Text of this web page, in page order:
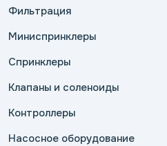
Фильтрация
Миниспринклеры
Спринклеры
Клапаны и соленоиды
Контроллеры
Насосное оборудование